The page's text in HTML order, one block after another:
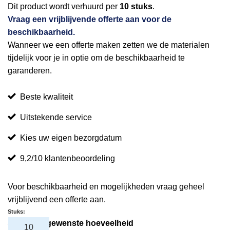
Dit product wordt verhuurd per 10 stuks.
Vraag een vrijblijvende offerte aan voor de
beschikbaarheid.
Wanneer we een offerte maken zetten we de materialen
tijdelijk voor je in optie om de beschikbaarheid te
garanderen.
Beste kwaliteit
Uitstekende service
Kies uw eigen bezorgdatum
9,2/10 klantenbeoordeling
Voor beschikbaarheid en mogelijkheden vraag geheel
vrijblijvend een offerte aan.
Selecteer gewenste hoeveelheid
Stuks: